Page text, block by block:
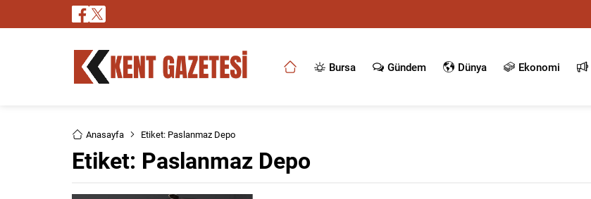
Bursa Gündem Dünya Ekonomi
Anasayfa Etiket: Paslanmaz Depo
Etiket: Paslanmaz Depo